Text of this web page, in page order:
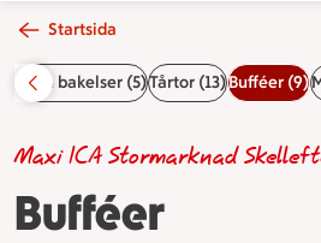
Startsida
& bakelser (5)Tårtor (13)Bufféer (9)
Bufféer
Maxi ICA Stormarknad